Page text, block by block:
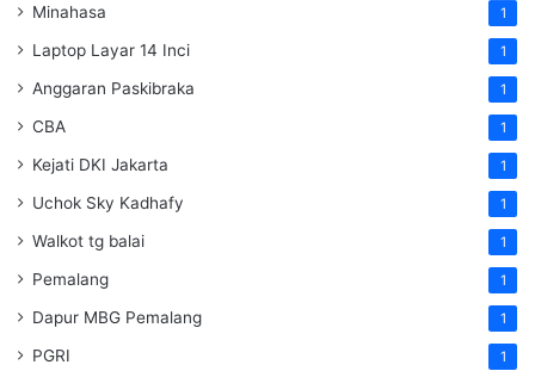
Minahasa 1
Laptop Layar 14 Inci 1
Anggaran Paskibraka 1
CBA 1
Kejati DKI Jakarta 1
Uchok Sky Kadhafy 1
Walkot tg balai 1
Pemalang 1
Dapur MBG Pemalang 1
PGRI 1